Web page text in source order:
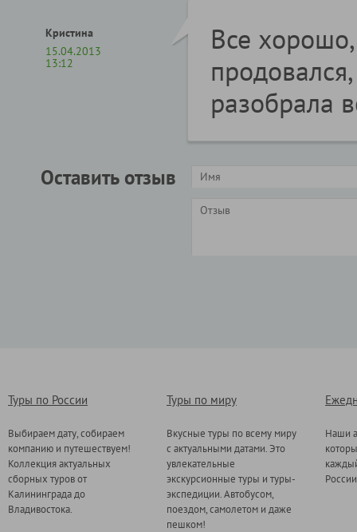
Кристина
15.04.2013
13:12
Все
разобрала
Оставить отзыв
Туры по России
Выбираем дату, собираем
компанию и путешествуем!
Коллекция актуальных
сборных туров от
Калининграда до
Владивостока.
Туры по миру
Вкусные туры по всему миру
с актуальными датами. Это
увлекательные
экскурсионные туры и туры-
экспедиции. Автобусом,
поездом, самолетом и даже
пешком!
Наши